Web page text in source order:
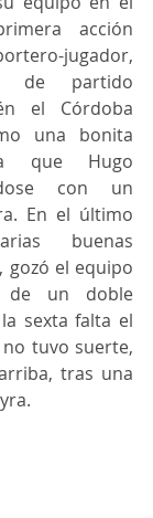
acción
jugador,
de partido
el Córdoba
una bonita
que Hugo
con un
En el último
buenas
gozó el equipo
de un doble
sexta falta el
no tuvo suerte,
tras una